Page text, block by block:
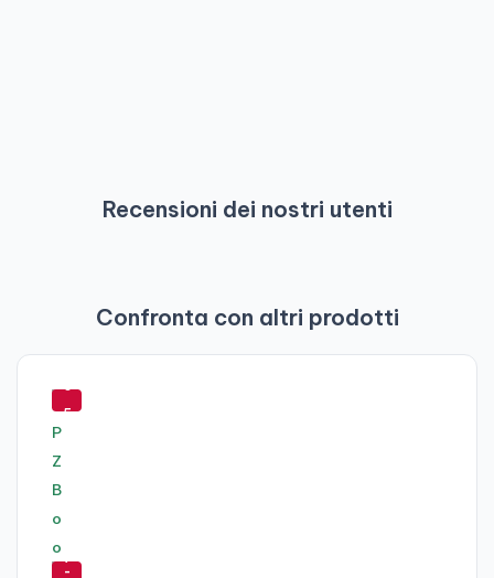
Recensioni dei nostri utenti
Confronta con altri prodotti
7
-
-
-
6
5